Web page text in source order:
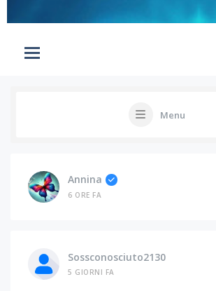
Menu
Annina
6 ORE FA
Sossconosciuto2130
5 GIORNI FA